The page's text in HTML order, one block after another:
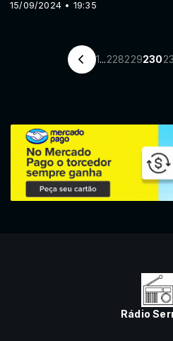
15/09/2024 • 19:35
1...228229230
Rádio